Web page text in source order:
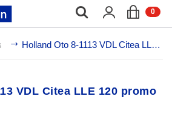
0;
Holland Oto 8-1113 VDL Citea LLE 120 promo - actie
VDL Citea LLE 120 promo